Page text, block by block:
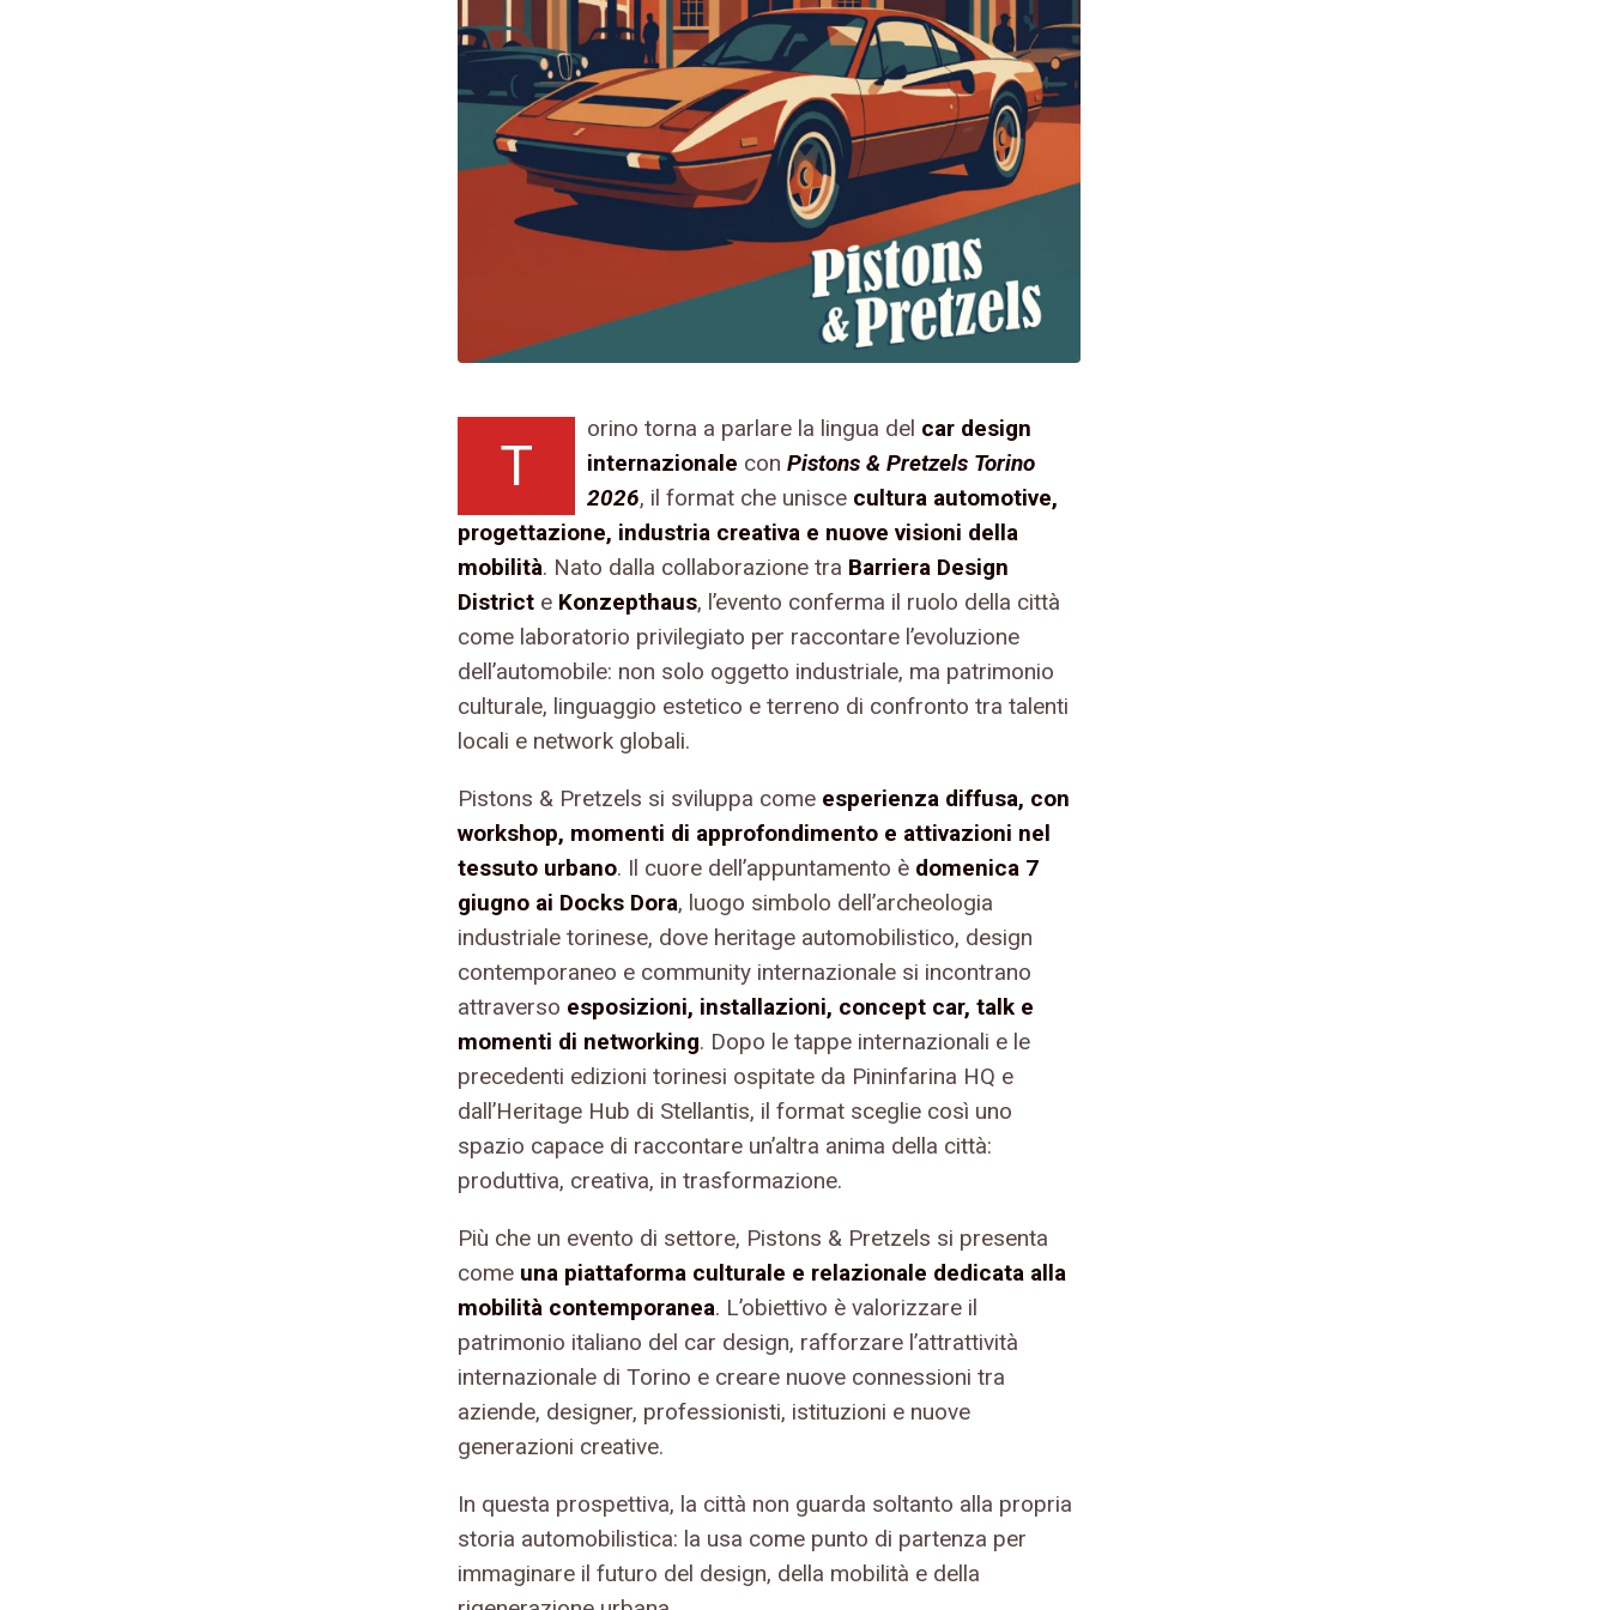
T
orino torna a parlare la lingua del car design
internazionale con Pistons & Pretzels Torino
2026, il format che unisce cultura automotive,
progettazione, industria creativa e nuove visioni della
mobilità. Nato dalla collaborazione tra Barriera Design
District e Konzepthaus, l’evento conferma il ruolo della città
come laboratorio privilegiato per raccontare l’evoluzione
dell’automobile: non solo oggetto industriale, ma patrimonio
culturale, linguaggio estetico e terreno di confronto tra talenti
locali e network globali.
Pistons & Pretzels si sviluppa come esperienza diffusa, con
workshop, momenti di approfondimento e attivazioni nel
tessuto urbano. Il cuore dell’appuntamento è domenica 7
giugno ai Docks Dora, luogo simbolo dell’archeologia
industriale torinese, dove heritage automobilistico, design
contemporaneo e community internazionale si incontrano
attraverso esposizioni, installazioni, concept car, talk e
momenti di networking. Dopo le tappe internazionali e le
precedenti edizioni torinesi ospitate da Pininfarina HQ e
dall’Heritage Hub di Stellantis, il format sceglie così uno
spazio capace di raccontare un’altra anima della città:
produttiva, creativa, in trasformazione.
Più che un evento di settore, Pistons & Pretzels si presenta
come una piattaforma culturale e relazionale dedicata alla
mobilità contemporanea. L’obiettivo è valorizzare il
patrimonio italiano del car design, rafforzare l’attrattività
internazionale di Torino e creare nuove connessioni tra
aziende, designer, professionisti, istituzioni e nuove
generazioni creative.
In questa prospettiva, la città non guarda soltanto alla propria
storia automobilistica: la usa come punto di partenza per
immaginare il futuro del design, della mobilità e della